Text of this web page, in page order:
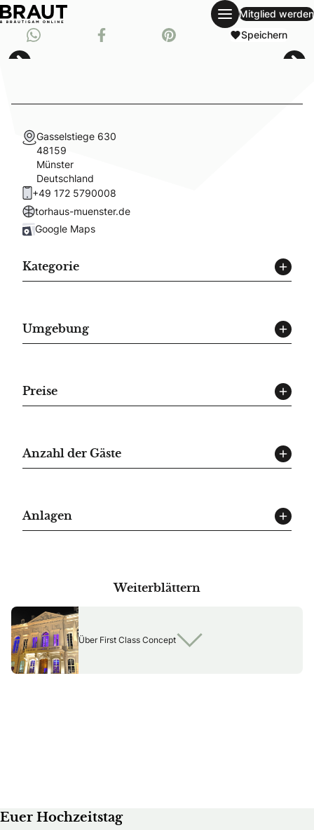
single-wedding-guide
Mitglied werden
Whatsapp Teil auf FacebookPinnen auf Pinterest
Speichern
Gasselstiege 630
48159
Münster
Deutschland
+49 172 5790008
torhaus-muenster.de
Google Maps
Kategorie
Umgebung
Preise
Anzahl der Gäste
Anlagen
Weiterblättern
Über First Class Concept
Euer Hochzeitstag